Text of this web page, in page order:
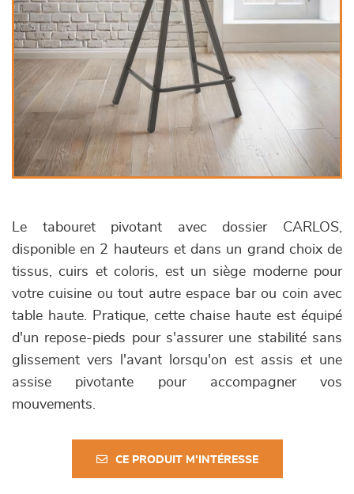
Le tabouret pivotant avec dossier CARLOS,
disponible en 2 hauteurs et dans un grand choix de
tissus, cuirs et coloris, est un siège moderne pour
votre cuisine ou tout autre espace bar ou coin avec
table haute. Pratique, cette chaise haute est équipé
d'un repose-pieds pour s'assurer une stabilité sans
glissement vers l'avant lorsqu'on est assis et une
assise pivotante pour accompagner vos
mouvements.
CE PRODUIT M'INTÉRESSE